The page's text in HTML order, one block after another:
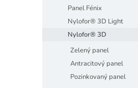
Panel Fénix
Nylofor® 3D Light
Nylofor® 3D
Zelený panel
Antracitový panel
Pozinkovaný panel